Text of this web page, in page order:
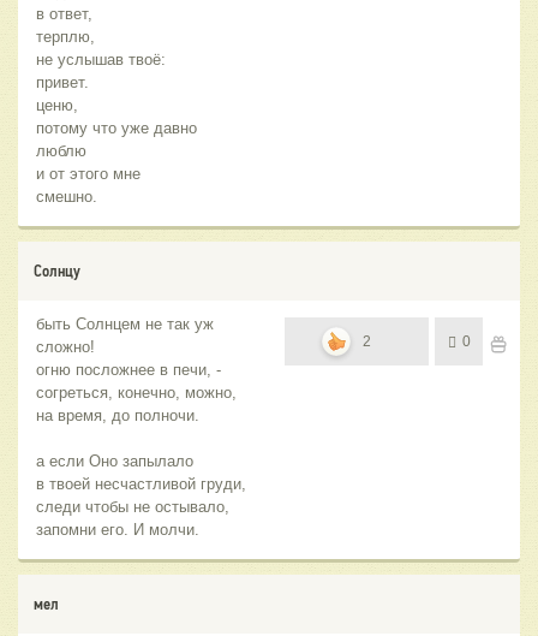
в ответ,
терплю,
не услышав твоё:
привет.
ценю,
потому что уже давно
люблю
и от этого мне
смешно.
Солнцу
быть Солнцем не так уж
сложно!
огню посложнее в печи, -
согреться, конечно, можно,
на время, до полночи.
а если Оно запылало
в твоей несчастливой груди,
следи чтобы не остывало,
запомни его. И молчи.
2 0
мел